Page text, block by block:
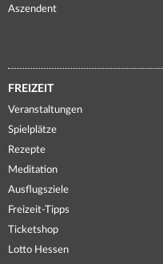
Aszendent
FREIZEIT
Veranstaltungen
Spielplätze
Rezepte
Meditation
Ausflugsziele
Freizeit-Tipps
Ticketshop
Lotto Hessen